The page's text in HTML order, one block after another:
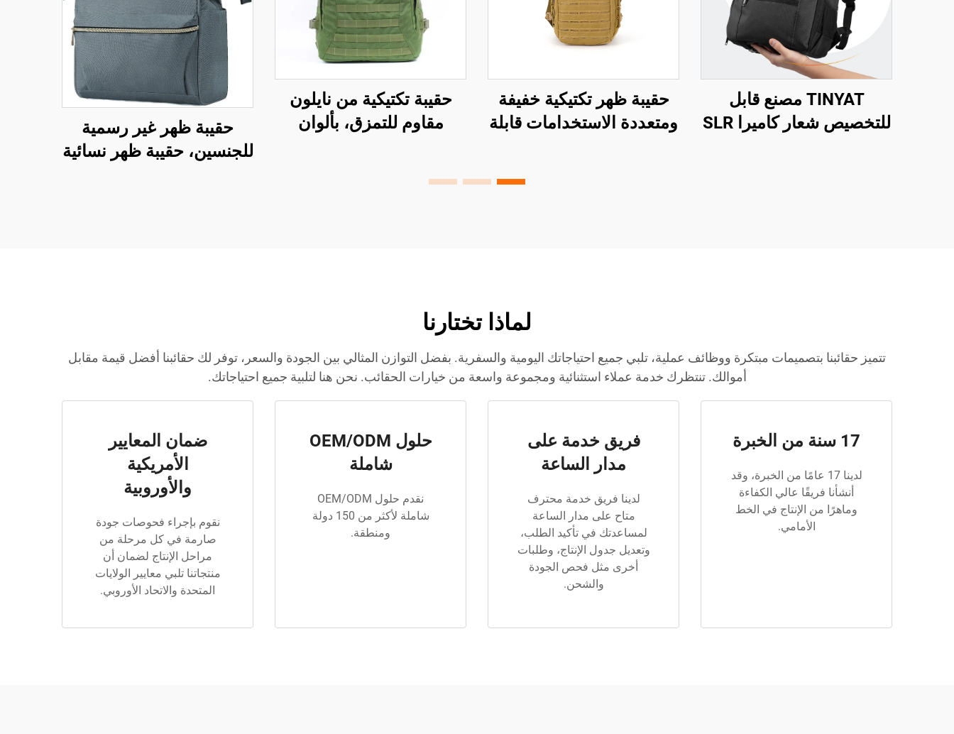
TINYAT مصنع قابل
للتخصيص شعار كاميرا SLR
حقيبة ظهر تكتيكية خفيفة
ومتعددة الاستخدامات قابلة
حقيبة تكتيكية من نايلون
مقاوم للتمزق، بألوان
حقيبة ظهر غير رسمية
للجنسين، حقيبة ظهر نسائية
لماذا تختارنا
تتميز حقائبنا بتصميمات مبتكرة ووظائف عملية، تلبي جميع احتياجاتك اليومية والسفرية. بفضل التوازن المثالي بين الجودة والسعر، توفر لك حقائبنا أفضل قيمة مقابل
أموالك. تنتظرك خدمة عملاء استثنائية ومجموعة واسعة من خيارات الحقائب. نحن هنا لتلبية جميع احتياجاتك.
17 سنة من الخبرة
لدينا 17 عامًا من الخبرة، وقد
أنشأنا فريقًا عالي الكفاءة
وماهرًا من الإنتاج في الخط
الأمامي.
فريق خدمة على
مدار الساعة
لدينا فريق خدمة محترف
متاح على مدار الساعة
لمساعدتك في تأكيد الطلب،
وتعديل جدول الإنتاج، وطلبات
أخرى مثل فحص الجودة
والشحن.
حلول OEM/ODM
شاملة
نقدم حلول OEM/ODM
شاملة لأكثر من 150 دولة
ومنطقة.
ضمان المعايير
الأمريكية
والأوروبية
نقوم بإجراء فحوصات جودة
صارمة في كل مرحلة من
مراحل الإنتاج لضمان أن
منتجاتنا تلبي معايير الولايات
المتحدة والاتحاد الأوروبي.